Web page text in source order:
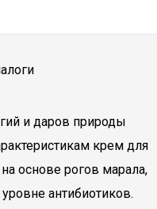
и даров природы
крем для
основе рогов марала,
антибиотиков.